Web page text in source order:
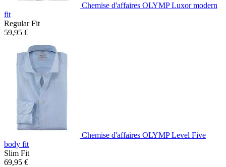
Chemise d'affaires OLYMP Luxor modern
fit
Regular Fit
59,95 €
Chemise d'affaires OLYMP Level Five
body fit
Slim Fit
69,95 €